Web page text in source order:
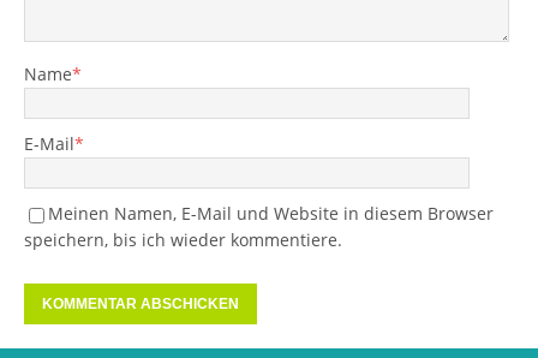
Name*
E-Mail*
Meinen Namen, E-Mail und Website in diesem Browser
speichern, bis ich wieder kommentiere.